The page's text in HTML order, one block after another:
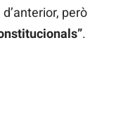
però
.